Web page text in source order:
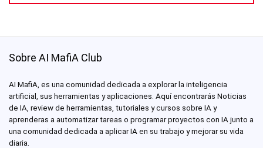
Sobre AI MafiA Club
AI MafiA, es una comunidad dedicada a explorar la inteligencia
artificial, sus herramientas y aplicaciones. Aquí encontrarás Noticias
de IA, review de herramientas, tutoriales y cursos sobre IA y
aprenderas a automatizar tareas o programar proyectos con IA junto a
una comunidad dedicada a aplicar IA en su trabajo y mejorar su vida
diaria.